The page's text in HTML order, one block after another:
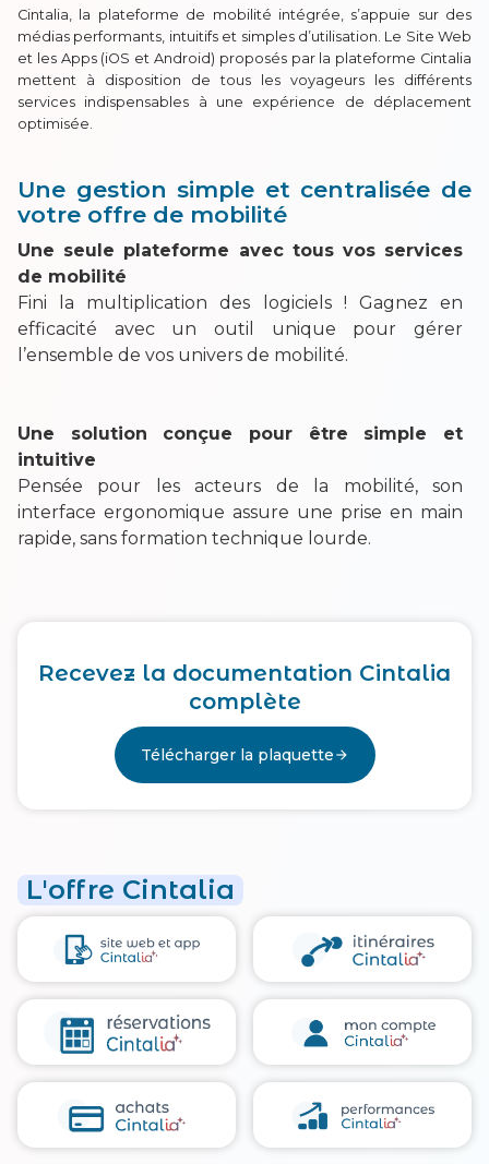
Cintalia, la plateforme de mobilité intégrée, s’appuie sur des
médias performants, intuitifs et simples d’utilisation. Le Site Web
et les Apps (iOS et Android) proposés par la plateforme Cintalia
mettent à disposition de tous les voyageurs les différents
services indispensables à une expérience de déplacement
optimisée.
Une gestion simple et centralisée de
votre offre de mobilité
Une seule plateforme avec tous vos services
de mobilité
Fini la multiplication des logiciels ! Gagnez en
efficacité avec un outil unique pour gérer
l’ensemble de vos univers de mobilité.
Une solution conçue pour être simple et
intuitive
Pensée pour les acteurs de la mobilité, son
interface ergonomique assure une prise en main
rapide, sans formation technique lourde.
Recevez la documentation Cintalia
complète
Télécharger la plaquette arrow_forward
L'offre Cintalia